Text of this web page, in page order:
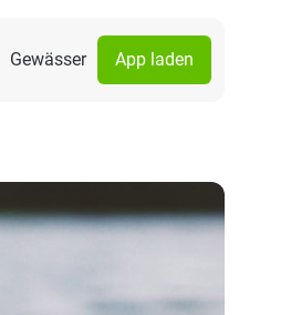
Gewässer App laden